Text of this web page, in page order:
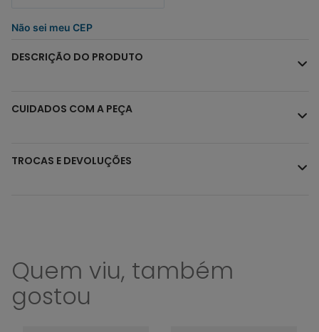
Não sei meu CEP
DESCRIÇÃO DO PRODUTO
CUIDADOS COM A PEÇA
TROCAS E DEVOLUÇÕES
Quem viu, também
gostou